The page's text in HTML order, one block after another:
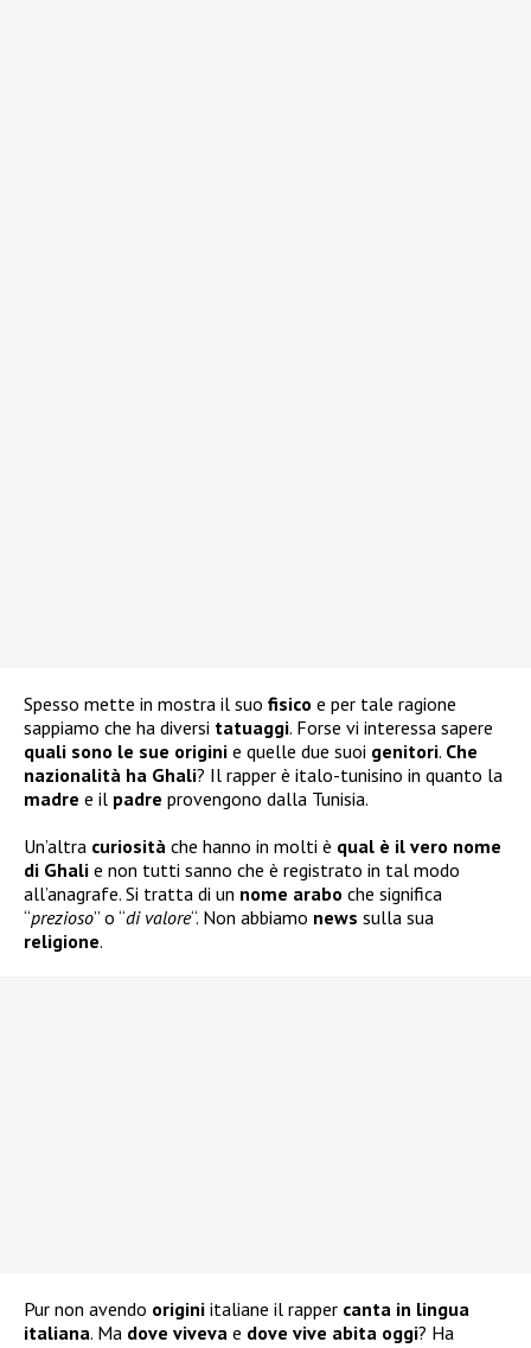
Spesso mette in mostra il suo fisico e per tale ragione
sappiamo che ha diversi tatuaggi. Forse vi interessa sapere
quali sono le sue origini e quelle due suoi genitori. Che
nazionalità ha Ghali? Il rapper è italo-tunisino in quanto la
madre e il padre provengono dalla Tunisia.
Un’altra curiosità che hanno in molti è qual è il vero nome
di Ghali e non tutti sanno che è registrato in tal modo
all’anagrafe. Si tratta di un nome arabo che significa
“prezioso” o “di valore“. Non abbiamo news sulla sua
religione.
Pur non avendo origini italiane il rapper canta in lingua
italiana. Ma dove viveva e dove vive abita oggi? Ha